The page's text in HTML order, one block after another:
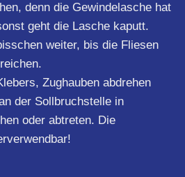
denn die Gewindelasche hat
geht die Lasche kaputt.
weiter, bis die Fliesen
Zughauben abdrehen
der Sollbruchstelle in
oder abtreten. Die